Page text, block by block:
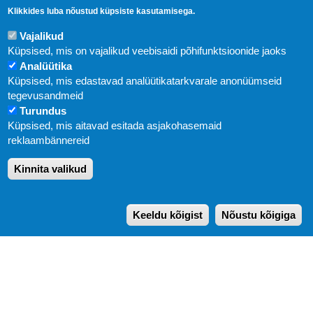
Uudised
KIRJASTUS PEGASUS OÜ © 2020
Paldiski mnt. 29 (A korpus VI korrus), Tallinn
E-post:pegasus[at]pegasus.ee
Klikkides luba nõustud küpsiste kasutamisega.
Vajalikud
Küpsised, mis on vajalikud veebisaidi põhifunktsioonide jaoks
Analüütika
Küpsised, mis edastavad analüütikatarkvarale anonüümseid
tegevusandmeid
Turundus
Küpsised, mis aitavad esitada asjakohasemaid
reklaambännereid
Kinnita valikud
Keeldu kõigist Nõustu kõigiga